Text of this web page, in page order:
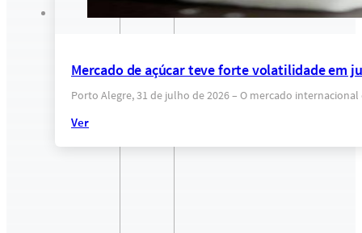
Mercado de açúcar teve forte volatilidade em
Porto Alegre, 31 de julho de 2026 – O mercado
Ver